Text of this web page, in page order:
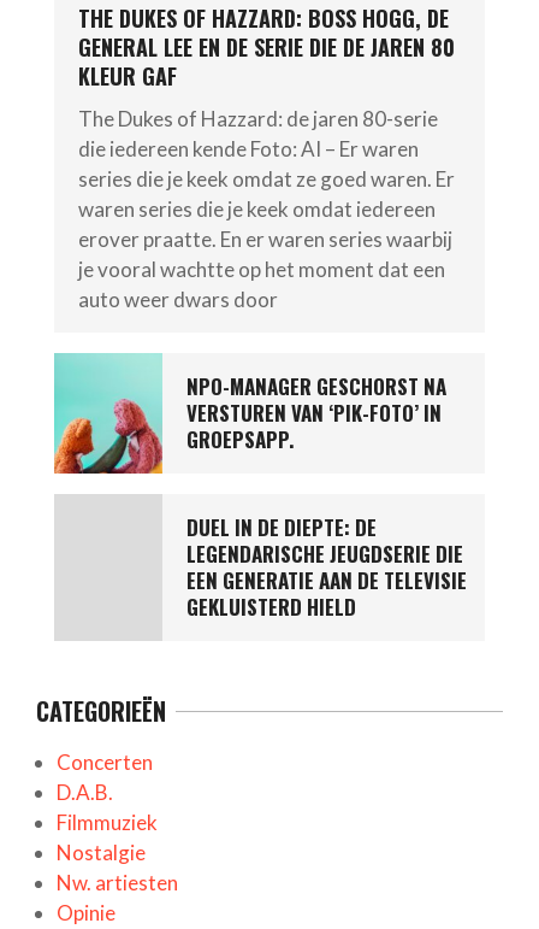
THE DUKES OF HAZZARD: BOSS HOGG, DE
GENERAL LEE EN DE SERIE DIE DE JAREN 80
KLEUR GAF
The Dukes of Hazzard: de jaren 80-serie
die iedereen kende Foto: AI – Er waren
series die je keek omdat ze goed waren. Er
waren series die je keek omdat iedereen
erover praatte. En er waren series waarbij
je vooral wachtte op het moment dat een
auto weer dwars door
NPO-MANAGER GESCHORST NA
VERSTUREN VAN ‘PIK-FOTO’ IN
GROEPSAPP.
DUEL IN DE DIEPTE: DE
LEGENDARISCHE JEUGDSERIE DIE
EEN GENERATIE AAN DE TELEVISIE
GEKLUISTERD HIELD
CATEGORIEËN
Concerten
D.A.B.
Filmmuziek
Nostalgie
Nw. artiesten
Opinie